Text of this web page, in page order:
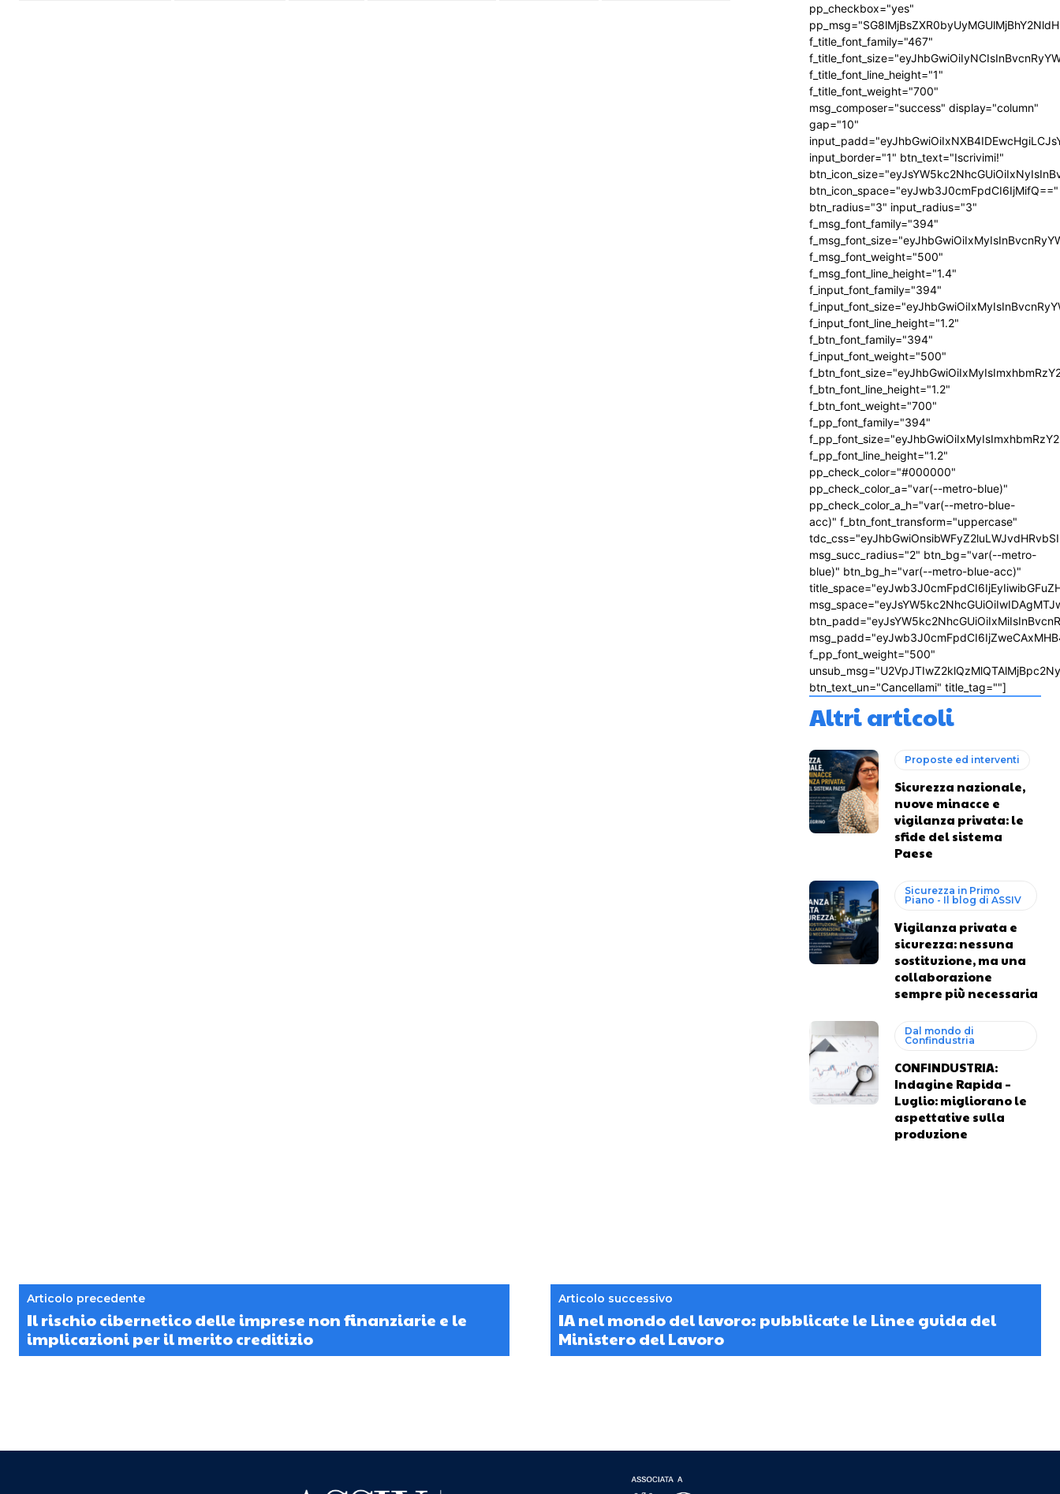
pp_checkbox="yes"
f_title_font_family="467"
f_title_font_line_height="1"
f_title_font_weight="700"
msg_composer="success" display="column"
gap="10"
input_border="1" btn_text="Iscrivimi!"
btn_icon_space="eyJwb3J0cmFpdCI6IjMifQ=="
btn_radius="3" input_radius="3"
f_msg_font_family="394"
f_msg_font_weight="500"
f_msg_font_line_height="1.4"
f_input_font_family="394"
f_input_font_line_height="1.2"
f_btn_font_family="394"
f_input_font_weight="500"
f_btn_font_line_height="1.2"
f_btn_font_weight="700"
f_pp_font_family="394"
f_pp_font_line_height="1.2"
pp_check_color="#000000"
pp_check_color_a="var(--metro-blue)"
pp_check_color_a_h="var(--metro-blue-
acc)" f_btn_font_transform="uppercase"
msg_succ_radius="2" btn_bg="var(--metro-
blue)" btn_bg_h="var(--metro-blue-acc)"
f_pp_font_weight="500"
btn_text_un="Cancellami" title_tag=""]
Altri articoli
Proposte ed interventi
Sicurezza nazionale,
nuove minacce e
vigilanza privata: le
sfide del sistema
Paese
Sicurezza in Primo
Piano - Il blog di ASSIV
Vigilanza privata e
sicurezza: nessuna
sostituzione, ma una
collaborazione
sempre più necessaria
Dal mondo di
Confindustria
CONFINDUSTRIA:
Indagine Rapida –
Luglio: migliorano le
aspettative sulla
produzione
Articolo precedente
Il rischio cibernetico delle imprese non finanziarie e le
implicazioni per il merito creditizio
Articolo successivo
IA nel mondo del lavoro: pubblicate le Linee guida del
Ministero del Lavoro